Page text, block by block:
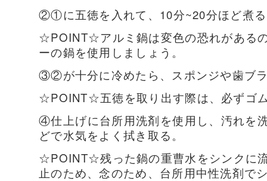
②①に五徳を入れて、10分~20分ほど煮
☆POINT☆アルミ鍋は変色の恐れがある
ーの鍋を使用しましょう。
③②が十分に冷めたら、スポンジや歯ブ
☆POINT☆五徳を取り出す際は、必ずゴ
④仕上げに台所用洗剤を使用し、汚れを
どで水気をよく拭き取る。
☆POINT☆残った鍋の重曹水をシンクに
止のため、念のため、台所用中性洗剤で